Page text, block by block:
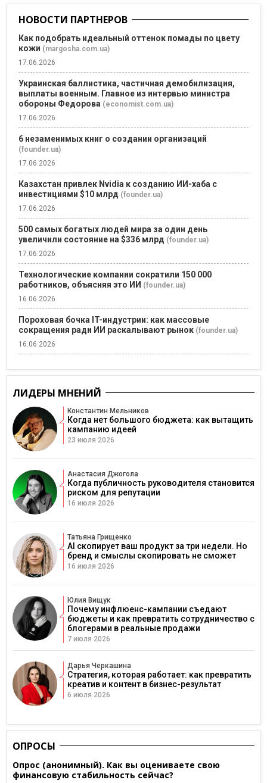
НОВОСТИ ПАРТНЕРОВ
Как подобрать идеальный оттенок помады по цвету
кожи (margosha.com.ua)
17.06.2026
Украинская баллистика, частичная демобилизация,
выплаты военным. Главное из интервью министра
обороны Федорова (economist.com.ua)
17.06.2026
6 незаменимых книг о создании организаций
(founder.ua)
17.06.2026
Казахстан привлек Nvidia к созданию ИИ-хаба с
инвестициями $10 млрд (founder.ua)
17.06.2026
500 самых богатых людей мира за один день
увеличили состояние на $336 млрд (founder.ua)
17.06.2026
Технологические компании сократили 150 000
работников, объясняя это ИИ (founder.ua)
16.06.2026
Пороховая бочка IT-индустрии: как массовые
сокращения ради ИИ раскалывают рынок (founder.ua)
16.06.2026
ЛИДЕРЫ МНЕНИЙ
Константин Мельников
Когда нет большого бюджета: как вытащить
кампанию идеей
23 июля 2026
Анастасия Джогола
Когда публичность руководителя становится
риском для репутации
16 июля 2026
Татьяна Грищенко
AI скопирует ваш продукт за три недели. Но
бренд и смыслы скопировать не сможет
16 июля 2026
Юлия Вищук
Почему инфлюенс-кампании съедают
бюджеты и как превратить сотрудничество с
блогерами в реальные продажи
7 июля 2026
Дарья Черкашина
Стратегия, которая работает: как превратить
креатив и контент в бизнес-результат
6 июля 2026
ОПРОСЫ
Опрос (анонимный). Как вы оцениваете свою
финансовую стабильность сейчас?